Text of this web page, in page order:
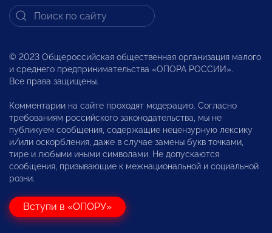
© 2023 Общероссийская общественная организация малого
и среднего предпринимательства «ОПОРА РОССИИ».
Все права защищены.
Комментарии на сайте проходят модерацию. Согласно
требованиям российского законодательства, мы не
публикуем сообщения, содержащие нецензурную лексику
и/или оскорбления, даже в случае замены букв точками,
тире и любыми иными символами. Не допускаются
сообщения, призывающие к межнациональной и социальной
розни.
Вступи в «ОПОРУ»